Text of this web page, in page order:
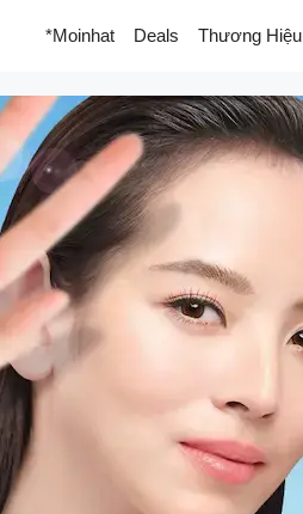
*Moinhat Deals Thương Hiệu